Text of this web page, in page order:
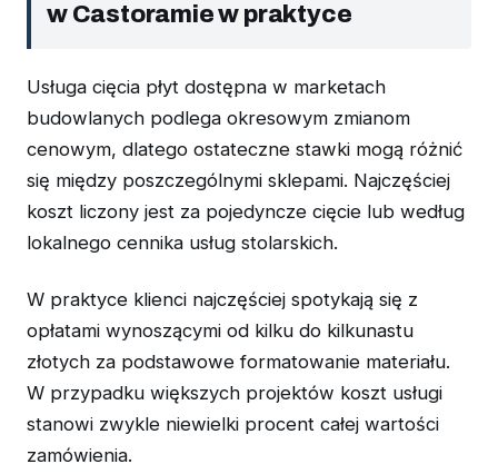
w Castoramie w praktyce
Usługa cięcia płyt dostępna w marketach
budowlanych podlega okresowym zmianom
cenowym, dlatego ostateczne stawki mogą różnić
się między poszczególnymi sklepami. Najczęściej
koszt liczony jest za pojedyncze cięcie lub według
lokalnego cennika usług stolarskich.
W praktyce klienci najczęściej spotykają się z
opłatami wynoszącymi od kilku do kilkunastu
złotych za podstawowe formatowanie materiału.
W przypadku większych projektów koszt usługi
stanowi zwykle niewielki procent całej wartości
zamówienia.